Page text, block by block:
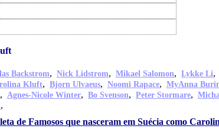
Backstrom, Nick Lidstrom, Mikael Salomon, Lykke Li,
Kluft, Bjorn Ulvaeus, Noomi Rapace, MyAnna
, Agnes-Nicole Winter, Bo Svenson, Peter Stormare,
,
de Famosos que nasceram em Suécia como